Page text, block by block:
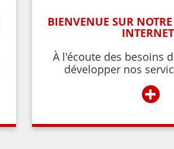
BIENVENUE SUR
À l'écoute des besoins
développer nos
+